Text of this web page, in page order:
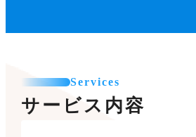
Services
サービス内容